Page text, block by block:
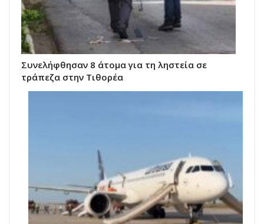
Συνελήφθησαν 8 άτομα για τη ληστεία σε
τράπεζα στην Τιθορέα